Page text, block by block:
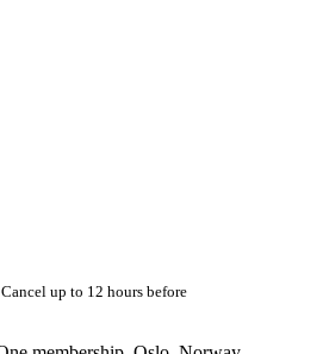
up to 12 hours before